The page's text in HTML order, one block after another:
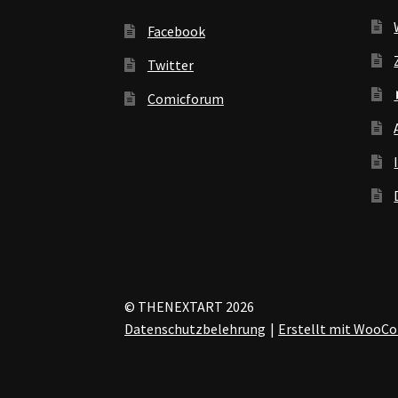
Facebook
Twitter
Comicforum
© THENEXTART 2026
Datenschutzbelehrung
Erstellt mit